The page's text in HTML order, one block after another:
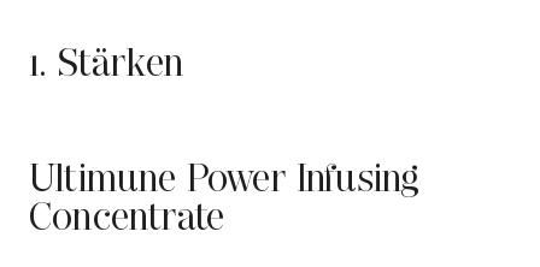
1. Stärken
Ultimune Power Infusing
Concentrate